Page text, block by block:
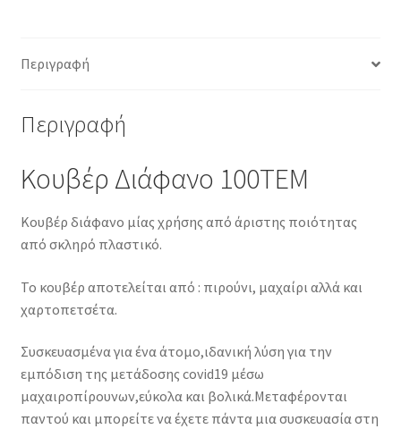
Περιγραφή
Περιγραφή
Κουβέρ Διάφανο 100ΤΕΜ
Κουβέρ διάφανο μίας χρήσης από άριστης ποιότητας
από σκληρό πλαστικό.
Το κουβέρ αποτελείται από : πιρούνι, μαχαίρι αλλά και
χαρτοπετσέτα.
Συσκευασμένα για ένα άτομο,ιδανική λύση για την
εμπόδιση της μετάδοσης covid19 μέσω
μαχαιροπίρουνων,εύκολα και βολικά.Μεταφέρονται
παντού και μπορείτε να έχετε πάντα μια συσκευασία στη